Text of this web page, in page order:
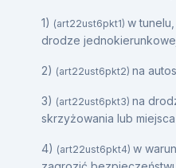
1) (art22ust6pkt1) w
drodze
2) (art22ust6pkt2) na
3) (art22ust6pkt3) na
skrzyżowania lub
4) (art22ust6pkt4) w